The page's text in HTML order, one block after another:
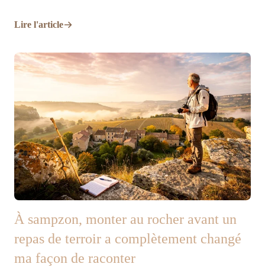
Lire l'article
À sampzon, monter au rocher avant un
repas de terroir a complètement changé
ma façon de raconter